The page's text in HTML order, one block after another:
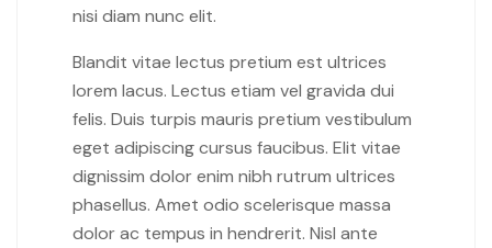
nisi diam nunc elit.
Blandit vitae lectus pretium est ultrices
lorem lacus. Lectus etiam vel gravida dui
felis. Duis turpis mauris pretium vestibulum
eget adipiscing cursus faucibus. Elit vitae
dignissim dolor enim nibh rutrum ultrices
phasellus. Amet odio scelerisque massa
dolor ac tempus in hendrerit. Nisl ante